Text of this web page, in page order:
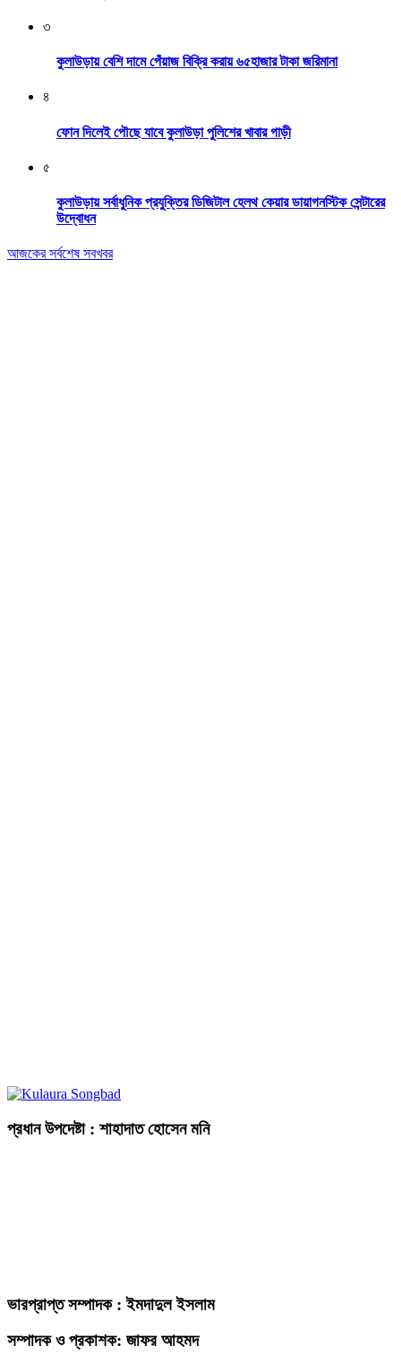
৩
কুলাউড়ায় বেশি দামে পেঁয়াজ বিক্রি করায় ৬৫হাজার টাকা জরিমানা
৪
ফোন দিলেই পৌছে যাবে কুলাউড়া পুলিশের খাবার গাড়ী
৫
কুলাউড়ায় সর্বাধুনিক প্রযুক্তির ডিজিটাল হেলথ কেয়ার ডায়াগনস্টিক সেন্টারের
উদ্বোধন
আজকের সর্বশেষ সবখবর
প্রধান উপদেষ্টা : শাহাদাত হোসেন মনি
ভারপ্রাপ্ত সম্পাদক : ইমদাদুল ইসলাম
সম্পাদক ও প্রকাশক: জাফর আহমদ